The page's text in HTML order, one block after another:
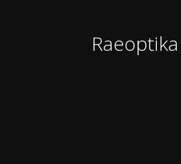
Raeoptika